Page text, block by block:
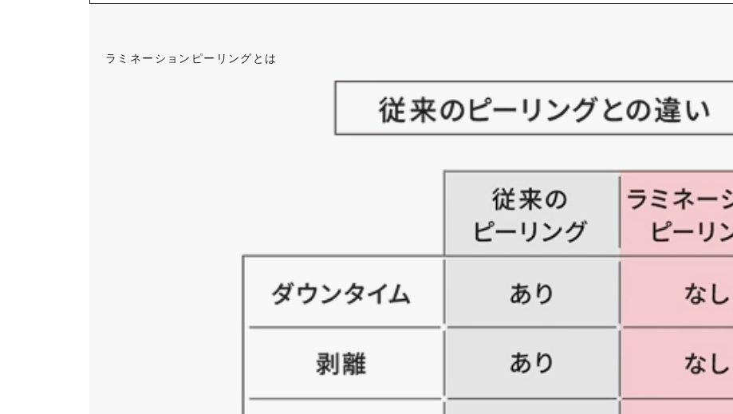
ラミネーションピーリングとは